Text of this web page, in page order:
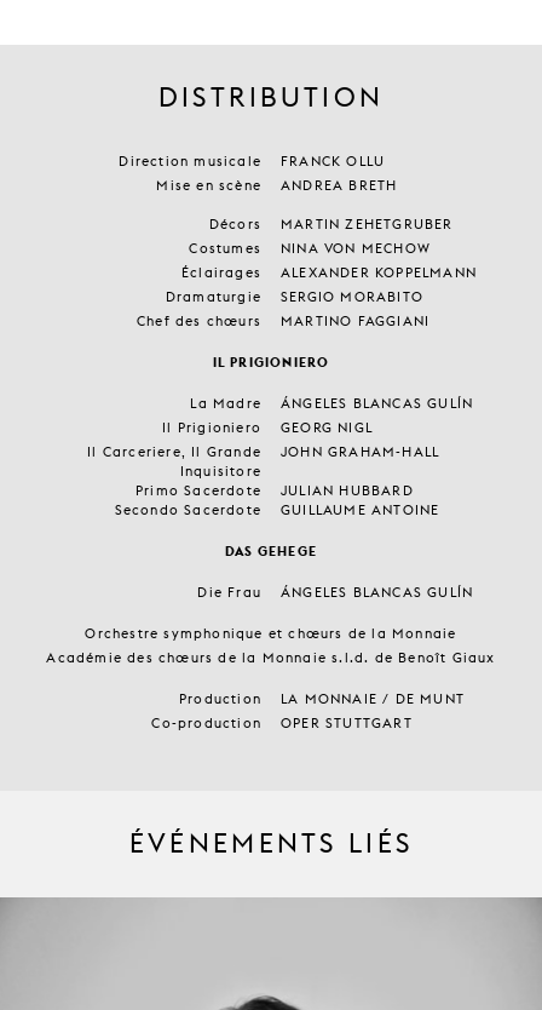
DISTRIBUTION
Direction musicale
FRANCK OLLU
Mise en scène
ANDREA BRETH
Décors
MARTIN ZEHETGRUBER
Costumes
NINA VON MECHOW
Éclairages
ALEXANDER KOPPELMANN
Dramaturgie
SERGIO MORABITO
Chef des chœurs
MARTINO FAGGIANI
IL PRIGIONIERO
La Madre
ÁNGELES BLANCAS GULÍN
Il Prigioniero
GEORG NIGL
Il Carceriere, Il Grande
Inquisitore
JOHN GRAHAM-HALL
Primo Sacerdote
JULIAN HUBBARD
Secondo Sacerdote
GUILLAUME ANTOINE
DAS GEHEGE
Die Frau ÁNGELES BLANCAS GULÍN
Orchestre symphonique et chœurs de la Monnaie
Académie des chœurs de la Monnaie s.l.d. de Benoît Giaux
Production
LA MONNAIE / DE MUNT
Co-production
OPER STUTTGART
ÉVÉNEMENTS LIÉS